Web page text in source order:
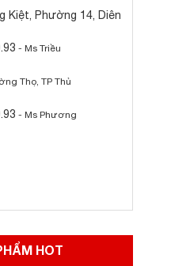
Kiệt, Phường 14, Diên
- Ms Triều
Thọ, TP Thủ
- Ms Phương
HOT